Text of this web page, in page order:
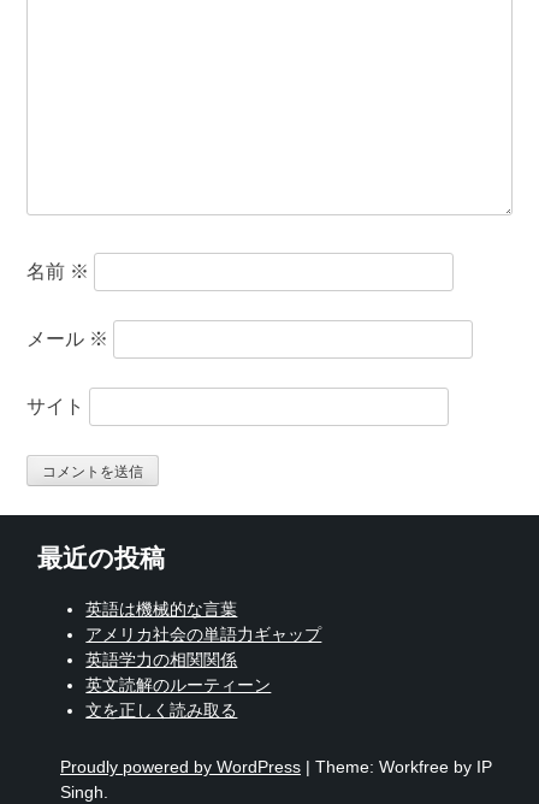
名前 ※
メール ※
サイト
最近の投稿
英語は機械的な言葉
アメリカ社会の単語力ギャップ
英語学力の相関関係
英文読解のルーティーン
文を正しく読み取る
Proudly powered by WordPress | Theme: Workfree by IP
Singh.